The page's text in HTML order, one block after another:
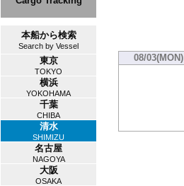
本船から検索
Search by Vessel
東京
TOKYO
横浜
YOKOHAMA
千葉
CHIBA
清水
SHIMIZU
名古屋
NAGOYA
大阪
OSAKA
08/03(MON)